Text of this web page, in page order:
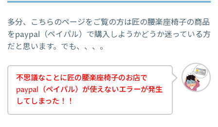
多分、こちらのページをご覧の方は匠の腰楽座椅子の商品
をpaypal（ペイパル）で購入しようかどうか迷っている方
だと思います。でも、、、。
不思議なことに匠の腰楽座椅子のお店で
paypal（ペイパル）が使えないエラーが発生
してしまった！！